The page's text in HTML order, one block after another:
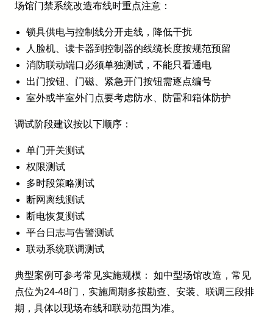
场馆门禁系统改造布线时重点注意：
锁具供电与控制线分开走线，降低干扰
人脸机、读卡器到控制器的线缆长度按规范预留
消防联动端口必须单独测试，不能只看通电
出门按钮、门磁、紧急开门按钮需逐点编号
室外或半室外门点要考虑防水、防雷和箱体防护
调试阶段建议按以下顺序：
单门开关测试
权限测试
多时段策略测试
断网离线测试
断电恢复测试
平台日志与告警测试
联动系统联调测试
典型案例可参考常见实施规模： 如中型场馆改造，常见
点位为24-48门，实施周期多按勘查、安装、联调三段排
期，具体以现场布线和联动范围为准。